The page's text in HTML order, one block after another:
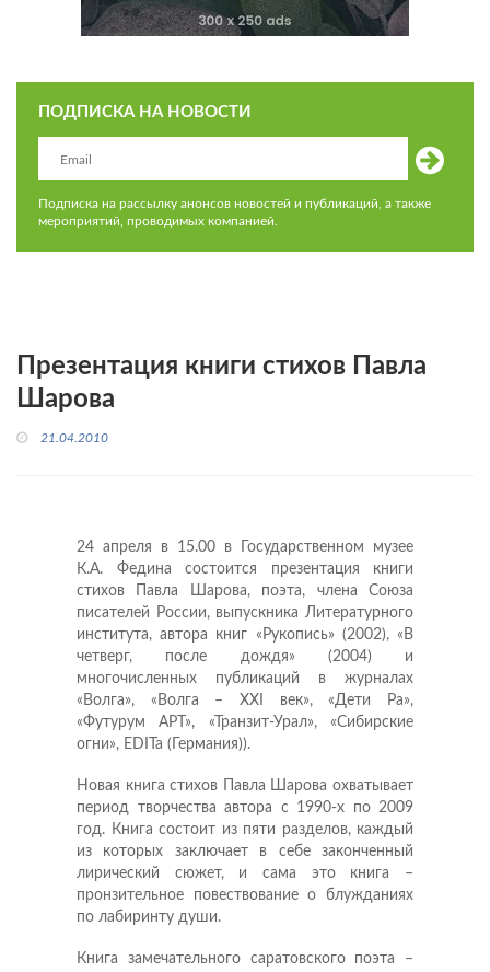
ПОДПИСКА НА НОВОСТИ
Подписка на рассылку анонсов новостей и публикаций, а также
мероприятий, проводимых компанией.
Презентация книги стихов Павла
Шарова
21.04.2010
24 апреля в 15.00 в Государственном музее
К.А. Федина состоится презентация книги
стихов Павла Шарова, поэта, члена Союза
писателей России, выпускника Литературного
института, автора книг «Рукопись» (2002), «В
четверг, после дождя» (2004) и
многочисленных публикаций в журналах
«Волга», «Волга – XXI век», «Дети Ра»,
«Футурум АРТ», «Транзит-Урал», «Сибирские
огни», EDITa (Германия)).
Новая книга стихов Павла Шарова охватывает
период творчества автора с 1990-х по 2009
год. Книга состоит из пяти разделов, каждый
из которых заключает в себе законченный
лирический сюжет, и сама это книга –
пронзительное повествование о блужданиях
по лабиринту души.
Книга замечательного саратовского поэта –